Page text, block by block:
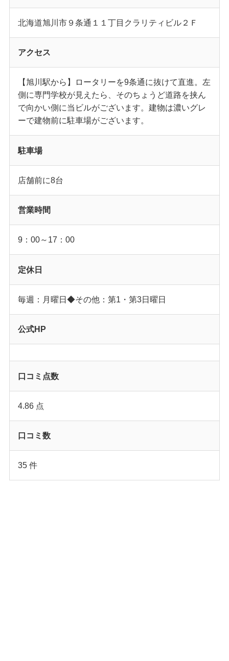
北海道旭川市９条通１１丁目クラリティビル２Ｆ
アクセス
【旭川駅から】ロータリーを9条通に抜けて直進。左
側に専門学校が見えたら、そのちょうど道路を挟ん
で向かい側に当ビルがございます。建物は濃いグレ
ーで建物前に駐車場がございます。
駐車場
店舗前に8台
営業時間
9：00～17：00
定休日
毎週：月曜日◆その他：第1・第3日曜日
公式HP
口コミ点数
4.86 点
口コミ数
35 件